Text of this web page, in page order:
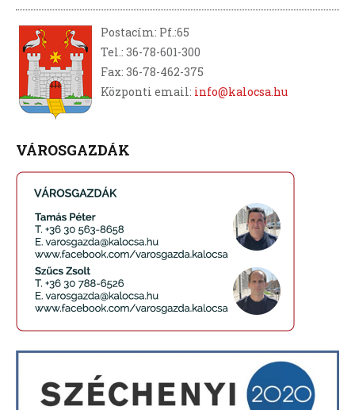
Postacím: Pf.:65
Tel.: 36-78-601-300
Fax: 36-78-462-375
Központi email: info@kalocsa.hu
VÁROSGAZDÁK